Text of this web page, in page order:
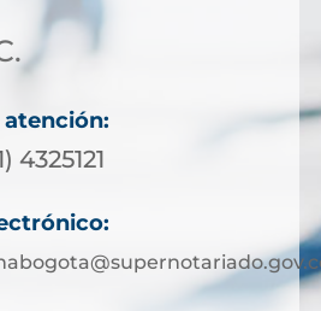
atención:
4325121